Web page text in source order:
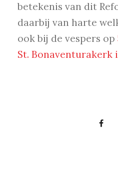
betekenis van dit
daarbij van harte
ook bij de vespers op
St. Bonaventurakerk